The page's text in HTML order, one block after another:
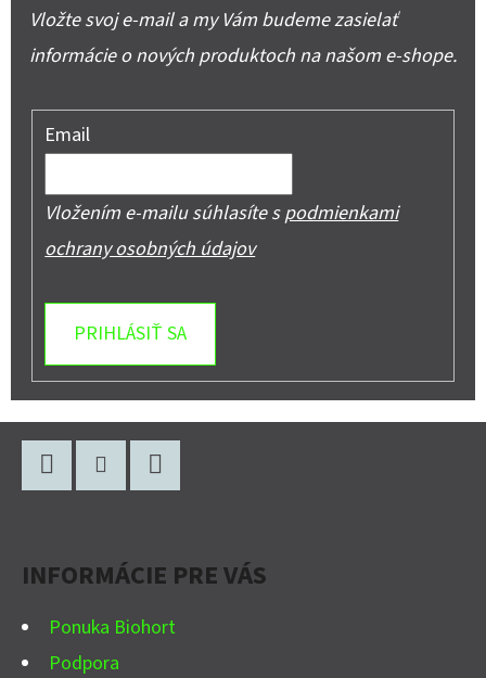
Vložte svoj e-mail a my Vám budeme zasielať
informácie o nových produktoch na našom e-shope.
Email
Vložením e-mailu súhlasíte spodmienkami
ochrany osobných údajov
PRIHLÁSIŤ SA
INFORMÁCIE PRE VÁS
Ponuka Biohort
Podpora